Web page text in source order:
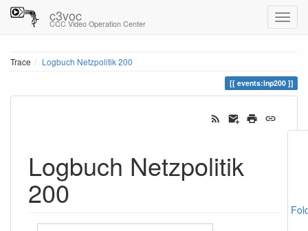
c3voc
CCC Video Operation Center
Trace Logbuch Netzpolitik 200
events:lnp200
Logbuch Netzpolitik
200